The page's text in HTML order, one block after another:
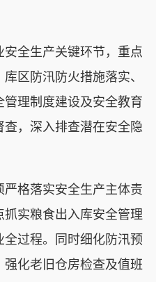
全生产关键环节，重点
区防汛防火措施落实、
理制度建设及安全教育
，深入排查潜在安全隐
格落实安全生产主体责
实粮食出入库安全管理
过程。同时细化防汛预
化老旧仓房检查及值班